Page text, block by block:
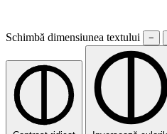
Schimbă dimensiunea textului −